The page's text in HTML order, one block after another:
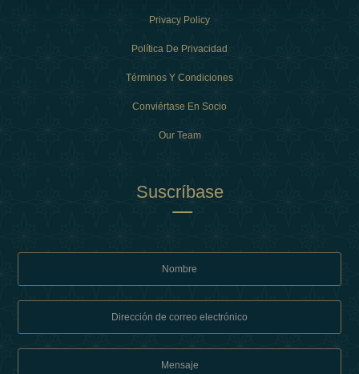
Privacy Policy
Política De Privacidad
Términos Y Condiciones
Conviértase En Socio
Our Team
Suscríbase